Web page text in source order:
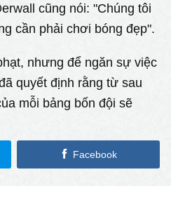
cũng nói: "Chúng tôi
cần phải chơi bóng đẹp".
nhưng để ngăn sự việc
quyết định rằng từ sau
mỗi bảng bốn đội sẽ
Facebook